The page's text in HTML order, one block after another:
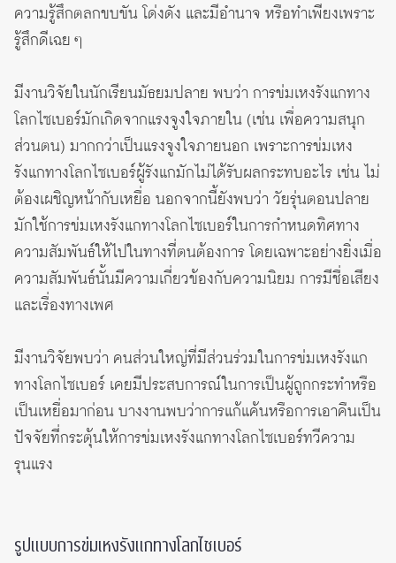
ความรู้สึกตลกขบขัน โด่งดัง และมีอำนาจ หรือทำเพียงเพราะ
รู้สึกดีเฉย ๆ
มีงานวิจัยในนักเรียนมัธยมปลาย พบว่า การข่มเหงรังแกทาง
โลกไซเบอร์มักเกิดจากแรงจูงใจภายใน (เช่น เพื่อความสนุก
ส่วนตน) มากกว่าเป็นแรงจูงใจภายนอก เพราะการข่มเหง
รังแกทางโลกไซเบอร์ผู้รังแกมักไม่ได้รับผลกระทบอะไร เช่น ไม่
ต้องเผชิญหน้ากับเหยื่อ นอกจากนี้ยังพบว่า วัยรุ่นตอนปลาย
มักใช้การข่มเหงรังแกทางโลกไซเบอร์ในการกำหนดทิศทาง
ความสัมพันธ์ให้ไปในทางที่ตนต้องการ โดยเฉพาะอย่างยิ่งเมื่อ
ความสัมพันธ์นั้นมีความเกี่ยวข้องกับความนิยม การมีชื่อเสียง
และเรื่องทางเพศ
มีงานวิจัยพบว่า คนส่วนใหญ่ที่มีส่วนร่วมในการข่มเหงรังแก
ทางโลกไซเบอร์ เคยมีประสบการณ์ในการเป็นผู้ถูกกระทำหรือ
เป็นเหยื่อมาก่อน บางงานพบว่าการแก้แค้นหรือการเอาคืนเป็น
ปัจจัยที่กระตุ้นให้การข่มเหงรังแกทางโลกไซเบอร์ทวีความ
รุนแรง
รูปแบบการข่มเหงรังแกทางโลกไซเบอร์